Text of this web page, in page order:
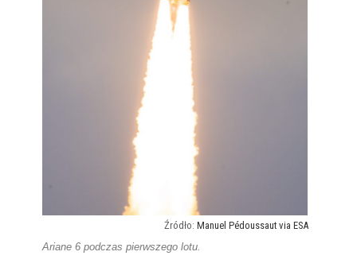
Manuel Pédoussaut via ESA
Ariane 6 podczas pierwszego lotu.